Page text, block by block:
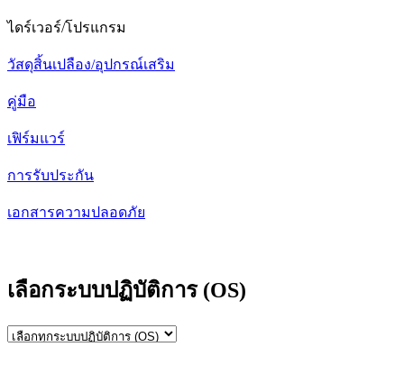
ไดร์เวอร์/โปรแกรม
วัสดุสิ้นเปลือง/อุปกรณ์เสริม
คู่มือ
เฟิร์มแวร์
การรับประกัน
เอกสารความปลอดภัย
เลือกระบบปฏิบัติการ (OS)